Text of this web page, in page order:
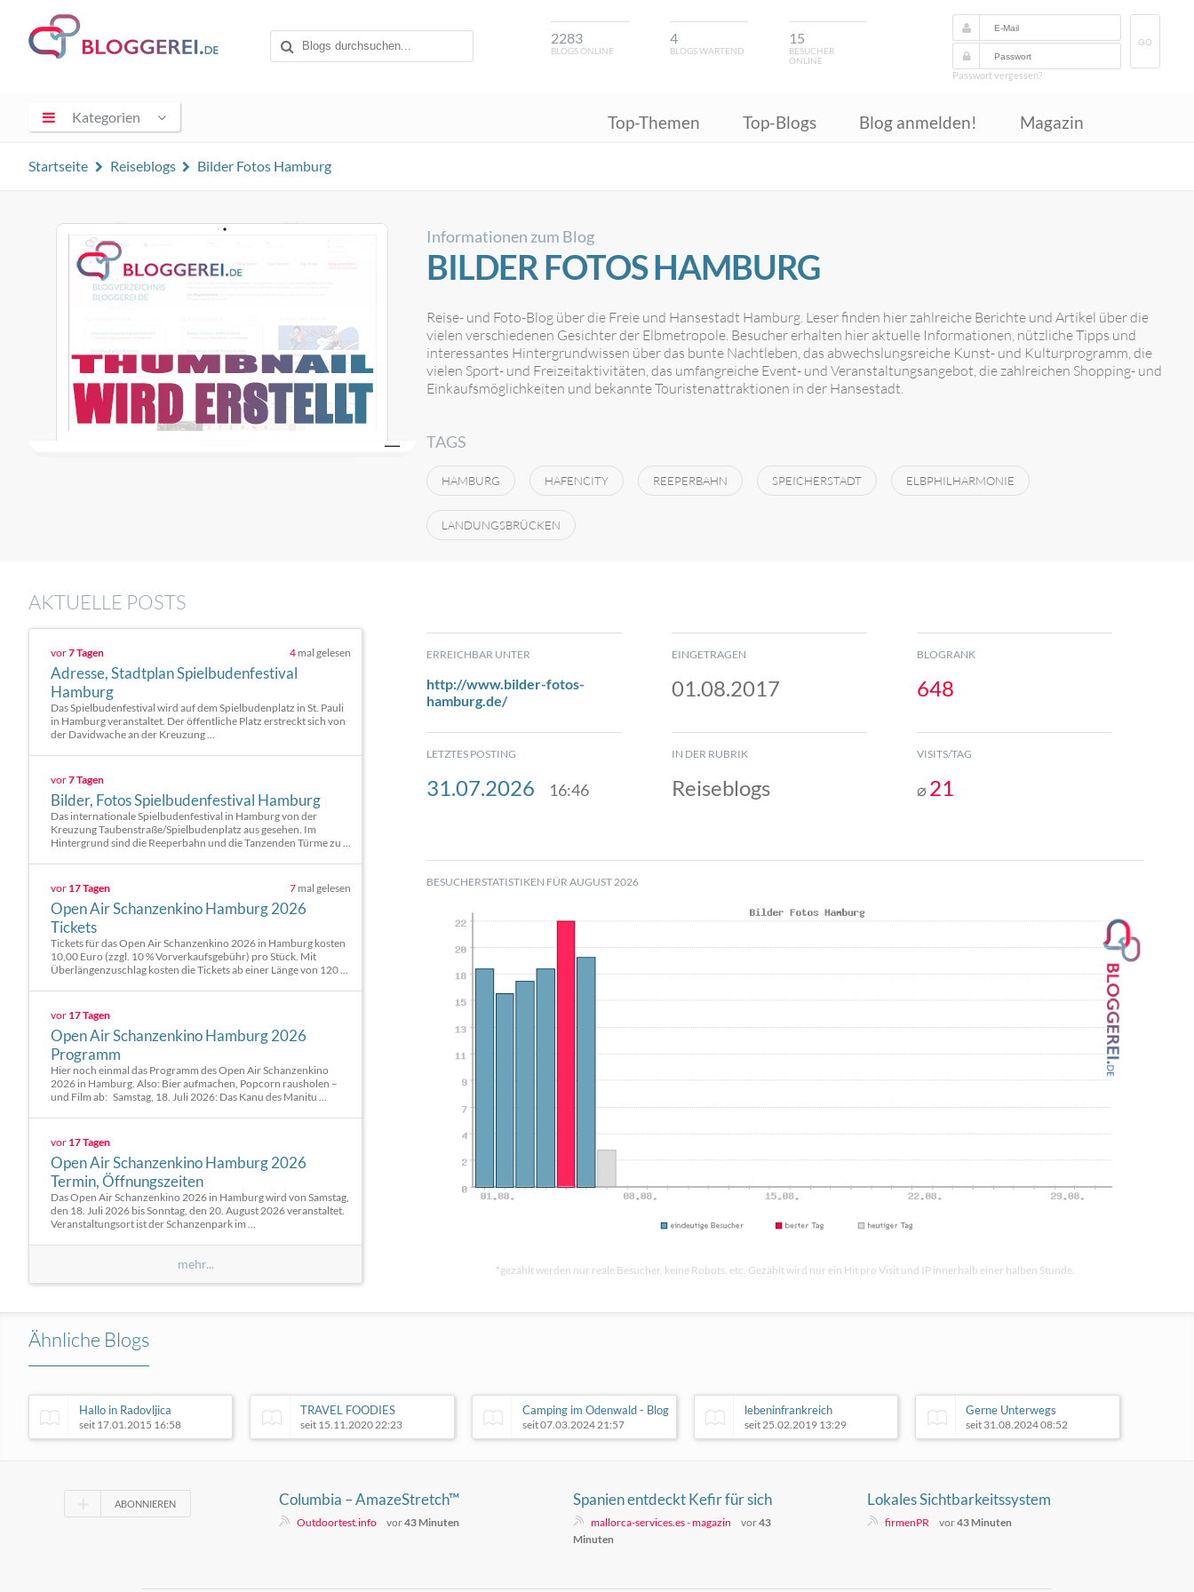
2283
BLOGS ONLINE
4
BLOGS WARTEND
15
BESUCHER
ONLINE
GO
Passwort vergessen?
Kategorien Top-Themen Top-Blogs Blog anmelden! Magazin
Startseite Reiseblogs Bilder Fotos Hamburg
Informationen zum Blog
BILDER FOTOS HAMBURG
Reise- und Foto-Blog über die Freie und Hansestadt Hamburg. Leser finden hier zahlreiche Berichte und Artikel über die
vielen verschiedenen Gesichter der Elbmetropole. Besucher erhalten hier aktuelle Informationen, nützliche Tipps und
interessantes Hintergrundwissen über das bunte Nachtleben, das abwechslungsreiche Kunst- und Kulturprogramm, die
vielen Sport- und Freizeitaktivitäten, das umfangreiche Event- und Veranstaltungsangebot, die zahlreichen Shopping- und
Einkaufsmöglichkeiten und bekannte Touristenattraktionen in der Hansestadt.
TAGS
HAMBURG HAFENCITY REEPERBAHN SPEICHERSTADT ELBPHILHARMONIE
LANDUNGSBRÜCKEN
AKTUELLE POSTS
vor7 Tagen 4 mal gelesen
Adresse, Stadtplan Spielbudenfestival
Hamburg
Das Spielbudenfestival wird auf dem Spielbudenplatz in St. Pauli
in Hamburg veranstaltet. Der öffentliche Platz erstreckt sich von
der Davidwache an der Kreuzung ...
vor7 Tagen
Bilder, Fotos Spielbudenfestival Hamburg
Das internationale Spielbudenfestival in Hamburg von der
Kreuzung Taubenstraße/Spielbudenplatz aus gesehen. Im
Hintergrund sind die Reeperbahn und die Tanzenden Türme zu ...
vor 17 Tagen 7 mal gelesen
Open Air Schanzenkino Hamburg 2026
Tickets
Tickets für das Open Air Schanzenkino 2026 in Hamburg kosten
10,00 Euro (zzgl. 10 % Vorverkaufsgebühr) pro Stück. Mit
Überlängenzuschlag kosten die Tickets ab einer Länge von 120 ...
vor 17 Tagen
Open Air Schanzenkino Hamburg 2026
Programm
Hier noch einmal das Programm des Open Air Schanzenkino
2026 in Hamburg. Also: Bier aufmachen, Popcorn rausholen –
und Film ab: Samstag, 18. Juli 2026: Das Kanu des Manitu ...
vor 17 Tagen
Open Air Schanzenkino Hamburg 2026
Termin, Öffnungszeiten
Das Open Air Schanzenkino 2026 in Hamburg wird von Samstag,
den 18. Juli 2026 bis Sonntag, den 20. August 2026 veranstaltet.
Veranstaltungsort ist der Schanzenpark im ...
mehr...
ERREICHBAR UNTER
http://www.bilder-fotos-
hamburg.de/
EINGETRAGEN
01.08.2017
BLOGRANK
648
LETZTES POSTING
31.07.2026 16:46
IN DER RUBRIK
Reiseblogs
VISITS/TAG
⌀ 21
BESUCHERSTATISTIKEN FÜR AUGUST 2026
*gezählt werden nur reale Besucher, keine Robots, etc. Gezählt wird nur ein Hit pro Visit und IP innerhalb einer halben Stunde.
Ähnliche Blogs
Hallo in Radovljica
seit 17.01.2015 16:58
TRAVEL FOODIES
seit 15.11.2020 22:23
Camping im Odenwald - Blog
seit 07.03.2024 21:57
lebeninfrankreich
seit 25.02.2019 13:29
Gerne Unterwegs
seit 31.08.2024 08:52
ABONNIEREN
Columbia – AmazeStretch™
Windbreaker
Outdoortest.info vor43 Minuten
Spanien entdeckt Kefir für sich
mallorca-services.es - magazin vor43
Minuten
Lokales Sichtbarkeitssystem
erweitert Webseiten für mehr
firmenPR vor43 Minuten